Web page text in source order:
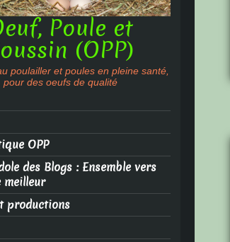
Poule et
(OPP)
poulailler et poules en pleine santé,
pour des oeufs de qualité
OPP
des Blogs : Ensemble vers
meilleur
productions